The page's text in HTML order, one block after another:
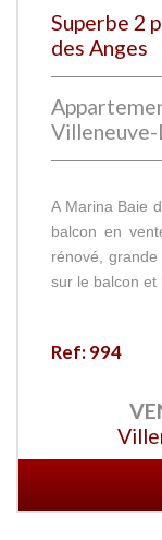
Superbe 2
des Anges
A Marina Baie
balcon en
rénové,
sur le balcon et
Ref: 994